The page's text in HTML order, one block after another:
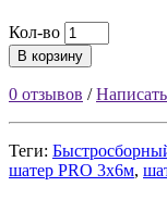
Кол-во
В корзину
0 отзывов /
Теги:
шатер PRO 3х6м,